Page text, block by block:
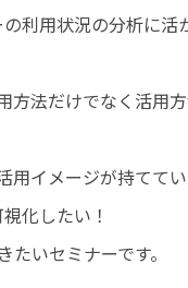
利用状況の分析に活
法だけでなく活用方
イメージが持ててい
化したい！
いセミナーです。